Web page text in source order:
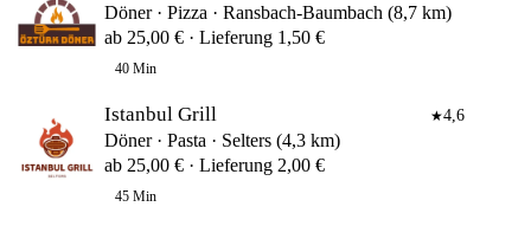
Döner · Pizza · Ransbach-Baumbach (8,7 km)
ab 25,00 € · Lieferung 1,50 €
40 Min
Istanbul Grill ★4,6
Döner · Pasta · Selters (4,3 km)
ab 25,00 € · Lieferung 2,00 €
45 Min